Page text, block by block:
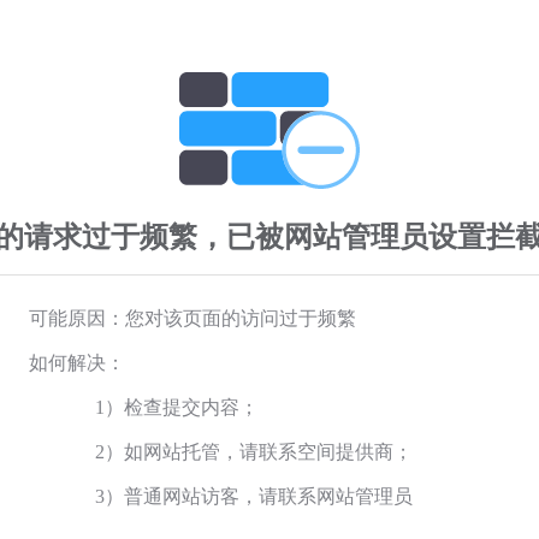
请求过于频繁，已被网站管理员设置拦
可能原因：您对该页面的访问过于频繁
如何解决：
1）检查提交内容；
2）如网站托管，请联系空间提供商；
3）普通网站访客，请联系网站管理员